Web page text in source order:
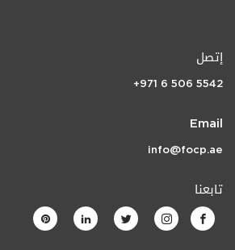
إتصل
+971 6 506 5542
Email
info@focp.ae
تابعنا